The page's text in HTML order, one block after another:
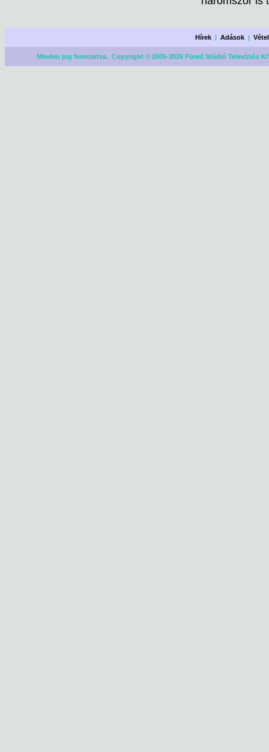
Hírek |Adások |
Minden jog fenntartva. Copyright © 2005-2026 Füred Stúdió Televíziós